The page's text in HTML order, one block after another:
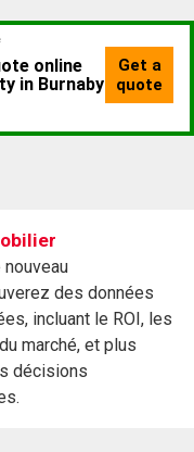
des données
incluant le ROI, les
marché, et plus
décisions